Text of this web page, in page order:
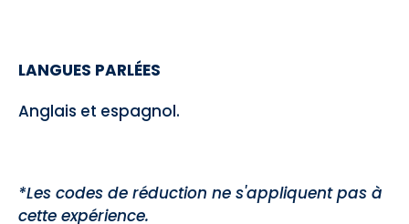
LANGUES PARLÉES
Anglais et espagnol.
*Les codes de réduction ne s'appliquent pas à
cette expérience.